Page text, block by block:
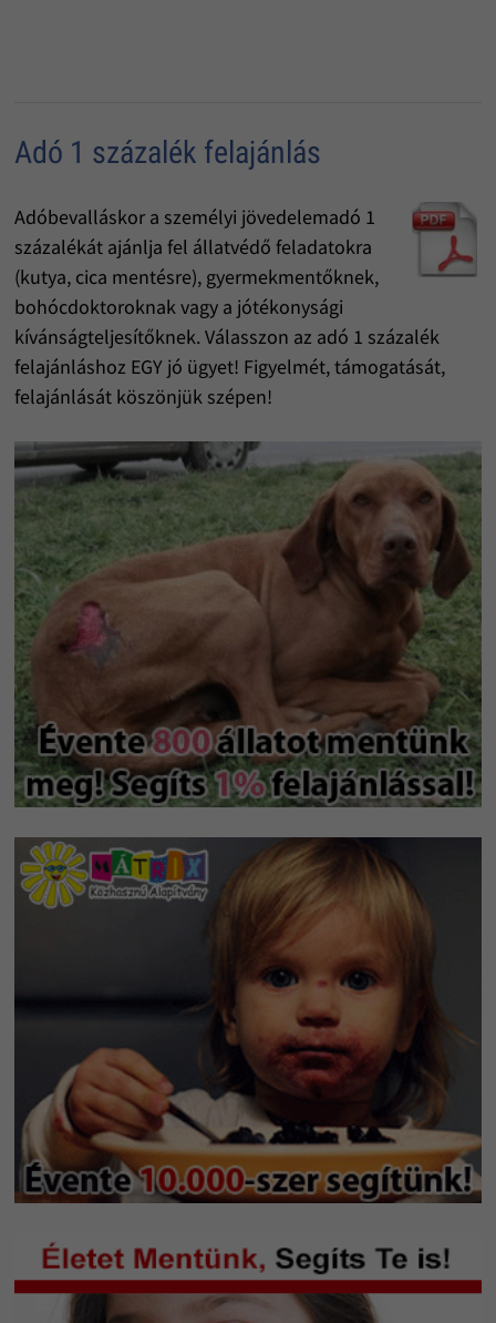
Adó 1 százalék felajánlás
Adóbevalláskor a személyi jövedelemadó 1
százalékát ajánlja fel állatvédő feladatokra
(kutya, cica mentésre), gyermekmentőknek,
bohócdoktoroknak vagy a jótékonysági
kívánságteljesítőknek. Válasszon az adó 1 százalék
felajánláshoz EGY jó ügyet! Figyelmét, támogatását,
felajánlását köszönjük szépen!